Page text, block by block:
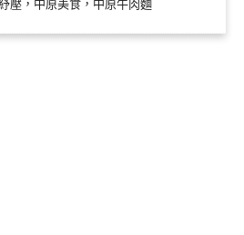
壓，中原美食，中原牛肉麵